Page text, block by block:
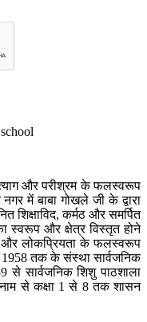
त्याग और परीश्रम के फलस्वरूप
में बाबा गोखले जी के द्वारा
शिक्षाविद, कर्मठ और समर्पित
स्वरूप और क्षेत्र विस्तृत होने
और लोकप्रियता के फलस्वरूप
1958 तक के संस्था सार्वजनिक
से सार्वजनिक शिशु पाठशाला
नाम से कक्षा 1 से 8 तक शासन